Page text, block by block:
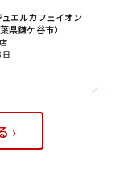
エルカフェイオン
県鎌ケ谷市）
›